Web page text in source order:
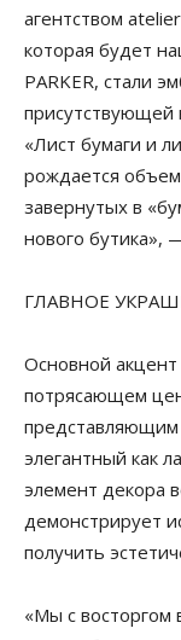
агентством
которая будет
PARKER, стали
присутствующей
«Лист бумаги и
рождается
завернутых в
нового бутика»,
ГЛАВНОЕ
Основной акцент
потрясающем
представляющим
элегантный как
элемент декора
демонстрирует
получить
«Мы с восторгом